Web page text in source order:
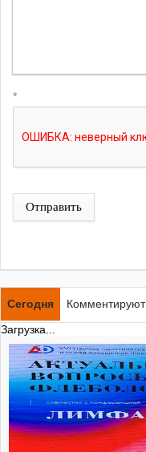
*
Отправить
Сегодня Комментируют
Загрузка...